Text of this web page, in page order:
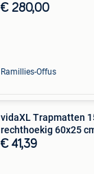
€ 280,00
Ramillies-Offus
vidaXL Trapmatten
rechthoekig 60x25
€ 41,39